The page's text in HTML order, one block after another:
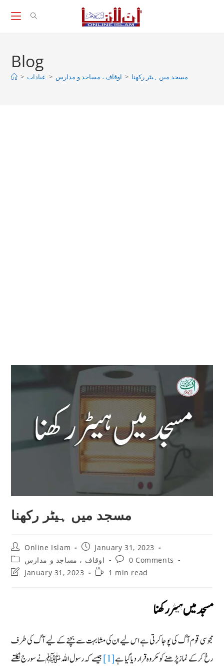
Blog
> عبادات > اوقاف ، مساجد و مدارس > مسجد میں ہیٹر رکھنا
مسجد میں ہیٹر رکھنا
Post
author:
Online Islam
Post
published:
January 31, 2023
Post
category:
اوقاف ، مساجد و مدارس
Post
comments:
0 Comments
PostJanuary 31, 2023
Reading1 min read
مسجد میں ہیٹر رکھنا
مجوسی قوم آگ کی پوجا کرتی ہے اس لیے ان کی مشابہت سے بچنے کے لیے آگ کی طرف
رخ کرکے نماز پڑھنے کو مکروہ قرار دیا گیا ہے[1]
جیسے کہ رسول اللہ ﷺ نے سورج نکلتے